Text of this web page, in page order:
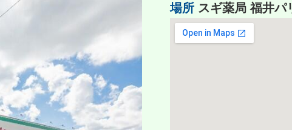
場所スギ薬局 福井パ